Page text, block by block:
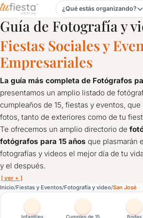
Fotografía y video para Fiestas y
¿Qué estás organizando?
Guía de Fotografía y
Fiestas Sociales y
Empresariales
La guía más completa de Fotógrafos
presentamos un amplio listado de
cumpleaños de 15, fiestas y eventos,
fotos, tanto de exteriores como de tu
Te ofrecemos un amplio directorio de
fotógrafos para 15 años que plasmarán
fotografías y videos el mejor día de tu
y el después.
[ ver + ]
Inicio Fiestas y Eventos Fotografía y video San José
Infantiles Cumples de 15 Bodas
Fotografía y video para Fiestas y
La guía más completa de Fotógrafos
Te ofrecemos un amplio directorio de